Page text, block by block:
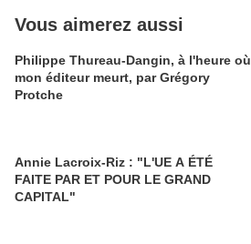
Vous aimerez aussi
Philippe Thureau-Dangin, à l'heure où
mon éditeur meurt, par Grégory
Protche
Annie Lacroix-Riz : "L'UE A ÉTÉ
FAITE PAR ET POUR LE GRAND
CAPITAL"